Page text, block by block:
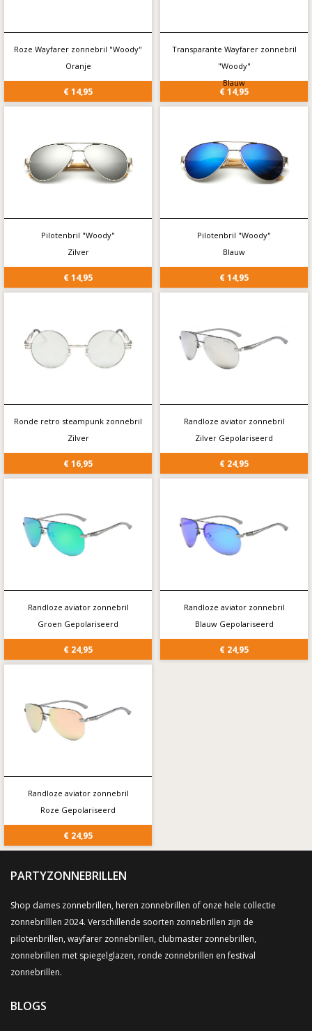
Roze Wayfarer zonnebril "Woody"
Oranje
€ 14,95
Transparante Wayfarer zonnebril
"Woody"
Blauw
€ 14,95
Pilotenbril "Woody"
Zilver
€ 14,95
Pilotenbril "Woody"
Blauw
€ 14,95
Ronde retro steampunk zonnebril
Zilver
€ 16,95
Randloze aviator zonnebril
Zilver Gepolariseerd
€ 24,95
Randloze aviator zonnebril
Groen Gepolariseerd
€ 24,95
Randloze aviator zonnebril
Blauw Gepolariseerd
€ 24,95
Randloze aviator zonnebril
Roze Gepolariseerd
€ 24,95
PARTYZONNEBRILLEN
Shop dames zonnebrillen, heren zonnebrillen of onze hele collectie
zonnebrilllen 2024. Verschillende soorten zonnebrillen zijn de
pilotenbrillen, wayfarer zonnebrillen, clubmaster zonnebrillen,
zonnebrillen met spiegelglazen, ronde zonnebrillen en festival
zonnebrillen.
BLOGS